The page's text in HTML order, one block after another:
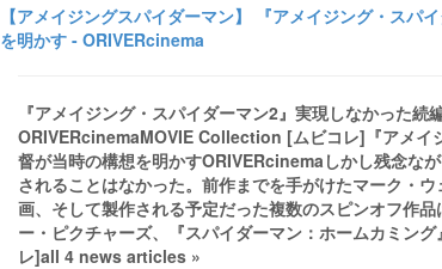
【アメイジングスパイダーマン】 『アメイジング・ス
を明かす - ORIVERcinema
『アメイジング・スパイダーマン2』実現しなかった
ORIVERcinemaMOVIE Collection [ムビコレ]『アメイ
督が当時の構想を明かすORIVERcinemaしかし残念な
されることはなかった。前作までを手がけたマーク・
画、そして製作される予定だった複数のスピンオフ作
ー・ピクチャーズ、『スパイダーマン：ホームカミン
レ]all 4 news articles »